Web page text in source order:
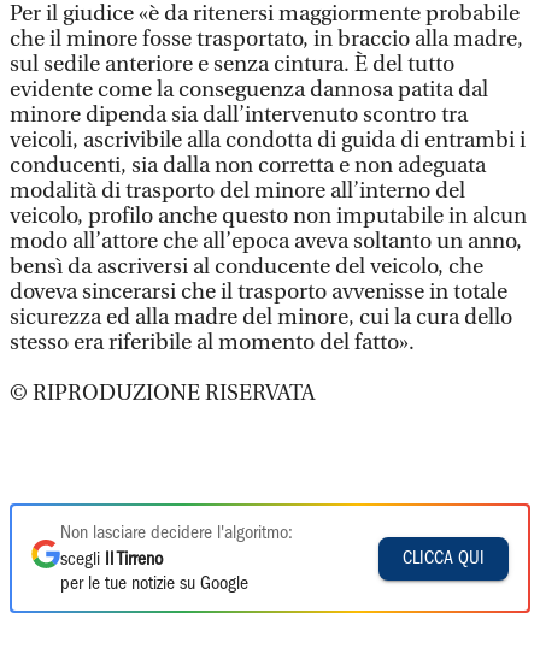
Per il giudice «è da ritenersi maggiormente probabile
che il minore fosse trasportato, in braccio alla madre,
sul sedile anteriore e senza cintura. È del tutto
evidente come la conseguenza dannosa patita dal
minore dipenda sia dall’intervenuto scontro tra
veicoli, ascrivibile alla condotta di guida di entrambi i
conducenti, sia dalla non corretta e non adeguata
modalità di trasporto del minore all’interno del
veicolo, profilo anche questo non imputabile in alcun
modo all’attore che all’epoca aveva soltanto un anno,
bensì da ascriversi al conducente del veicolo, che
doveva sincerarsi che il trasporto avvenisse in totale
sicurezza ed alla madre del minore, cui la cura dello
stesso era riferibile al momento del fatto».
© RIPRODUZIONE RISERVATA
Non lasciare decidere l'algoritmo:
scegli
Il Tirreno
per le tue notizie su Google
CLICCA QUI